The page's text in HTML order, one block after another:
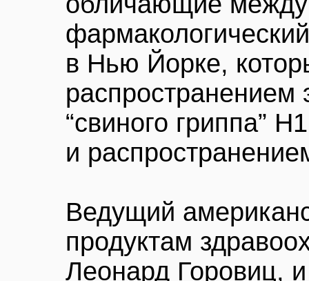
в Нью Йорке,
распространением
“свиного гриппа”
и
Ведущий
продуктам
Леонард Горовиц,